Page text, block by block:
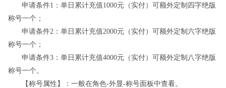
申请条件1：单日累计充值1000元（实付）可额外定制四字绝版
称号一个；
申请条件2：单日累计充值2000元（实付）可额外定制六字绝版
称号一个；
申请条件3：单日累计充值4000元（实付）可额外定制八字绝版
称号一个。
【称号属性】：一般在角色-外显-称号面板中查看。